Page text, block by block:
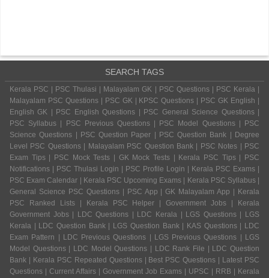
SEARCH TAGS
Kerala PSC | PSC Thulasi | Malayalam GK | PSC Questions | PSC Kerala |
Malayalam PSC Questions | PSC GK | KPSC Questions | PSC GK English |
English GK | PSC English Questions | PSC General Science Questions |
PSC Syllabus | PSC Previous Questions | PSC Model Questions | PSC
Science Questions | PSC Question Paper | PSC Question Bank | Degree
Level PSC Questions | Malayalam PSC Question Bank | PSC Notes | PSC
Exam Tips | PSC Mock Tests | GK Mock Tests | Kerala PSC Tips | PSC
Notifications | PSC Thulasi Login | PSC Profile Login | Kerala PSC Exams |
PSC Exam Calendar | Kerala PSC Upcoming Exams | Kerala PSC Syllabus |
General Science PSC Questions | PSC App | GK Malayalam App | Kerala
PSC Ranked Lists | Kerala PSC Helper | Government Jobs | Kerala
Government Jobs | LDC Questions | LDC Kerala | LGS Questions | LGS
Kerala | LDC Question Bank | LGS Question Bank | KAS Questions | LDC
Exam Pattern | LDC Previous Questions | LGS Previous Questions | LGS
Model Questions | LDC Model Questions | LDC Rank File | LDC Question
Bank | Kerala PSC Repeated Questions | Best PSC Questions | Latest PSC
Questions | Current Affairs | Government Job Exams | UPSC | RRB | Kerala